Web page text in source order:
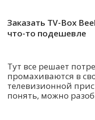
Заказать TV-Box
что-то подешевле
Тут все решает
промахиваются в
телевизионной
понять, можно